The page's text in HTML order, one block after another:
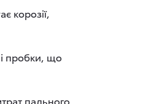
корозії,
пробки, що
пального